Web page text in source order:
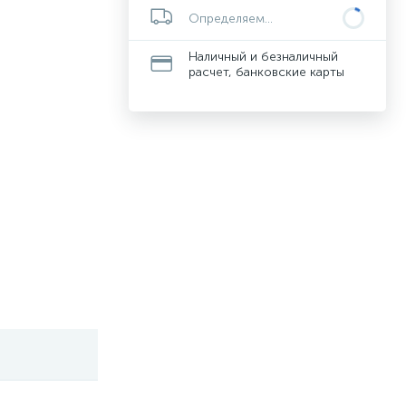
Определяем...
Наличный и безналичный
расчет, банковские карты